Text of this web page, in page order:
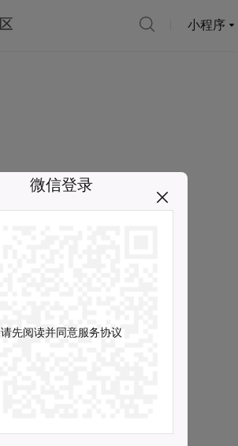
小程序
微信登录
请先阅读并同意服务协议